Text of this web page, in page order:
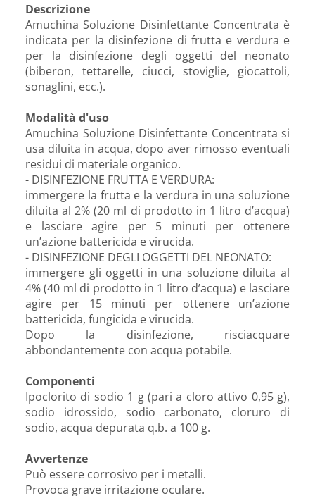
Descrizione
Amuchina Soluzione Disinfettante Concentrata è
indicata per la disinfezione di frutta e verdura e
per la disinfezione degli oggetti del neonato
(biberon, tettarelle, ciucci, stoviglie, giocattoli,
sonaglini, ecc.).
Modalità d'uso
Amuchina Soluzione Disinfettante Concentrata si
usa diluita in acqua, dopo aver rimosso eventuali
residui di materiale organico.
- DISINFEZIONE FRUTTA E VERDURA:
immergere la frutta e la verdura in una soluzione
diluita al 2% (20 ml di prodotto in 1 litro d’acqua)
e lasciare agire per 5 minuti per ottenere
un’azione battericida e virucida.
- DISINFEZIONE DEGLI OGGETTI DEL NEONATO:
immergere gli oggetti in una soluzione diluita al
4% (40 ml di prodotto in 1 litro d’acqua) e lasciare
agire per 15 minuti per ottenere un’azione
battericida, fungicida e virucida.
Dopo la disinfezione, risciacquare
abbondantemente con acqua potabile.
Componenti
Ipoclorito di sodio 1 g (pari a cloro attivo 0,95 g),
sodio idrossido, sodio carbonato, cloruro di
sodio, acqua depurata q.b. a 100 g.
Avvertenze
Può essere corrosivo per i metalli.
Provoca grave irritazione oculare.